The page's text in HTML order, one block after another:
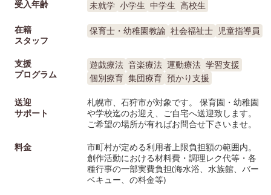
受入年齢 未就学 小学生 中学生 高校生
在籍
スタッフ
保育士・幼稚園教諭 社会福祉士 児童指導員
支援
プログラム
遊戯療法 音楽療法 運動療法 学習支援
個別療育 集団療育 預かり支援
送迎
サポート
札幌市、石狩市が対象です。 保育園・幼稚園
や学校迄のお迎え、ご自宅へ送迎致します。
ご希望の場所が有ればお問合せ下さいませ。
料金
市町村が定める利用者上限負担額の範囲内。
創作活動における材料費・調理レク代等・各
種行事の一部実費負担(海水浴、水族館、バー
ベキュー、の料金等)